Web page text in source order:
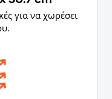
για να χωρέσει